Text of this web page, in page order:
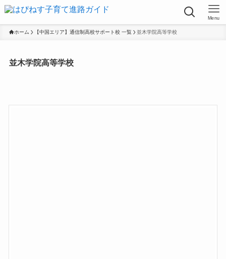
Menu
ホーム 【中国エリア】通信制高校サポート校 一覧 並木学院高等学校
並木学院高等学校